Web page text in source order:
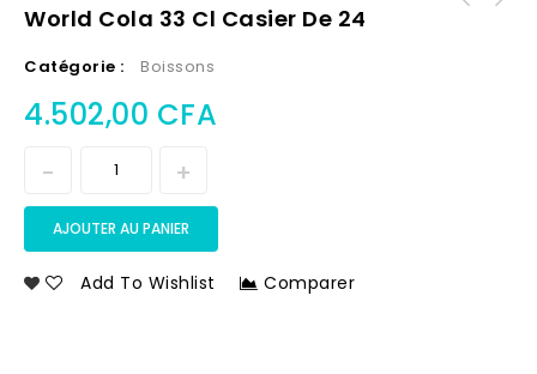
World Cola 33 Cl Casier De 24
Catégorie : Boissons
4.502,00 CFA
AJOUTER AU PANIER
Add To Wishlist Comparer